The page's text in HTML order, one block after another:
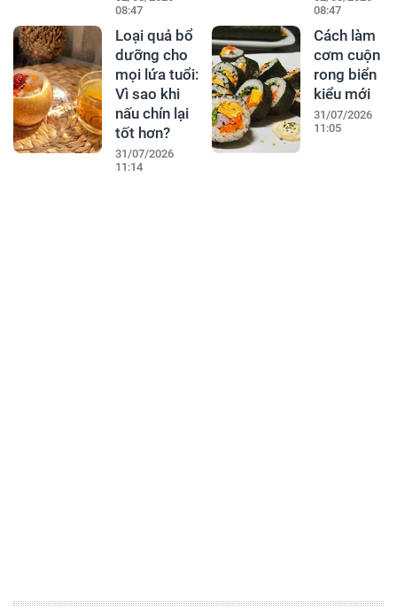
08:47
08:47
Loại quả bổ
dưỡng cho
mọi lứa tuổi:
Vì sao khi
nấu chín lại
tốt hơn?
31/07/2026
11:14
Cách làm
cơm cuộn
rong biển
kiểu mới
31/07/2026
11:05